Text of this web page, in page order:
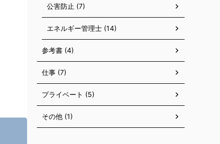
公害防止 (7)
エネルギー管理士 (14)
参考書 (4)
仕事 (7)
プライベート (5)
その他 (1)